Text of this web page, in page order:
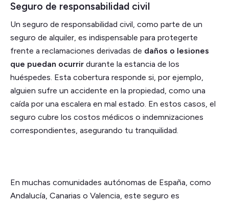
Seguro de responsabilidad civil
Un seguro de responsabilidad civil, como parte de un
seguro de alquiler, es indispensable para protegerte
frente a reclamaciones derivadas de daños o lesiones
que puedan ocurrir durante la estancia de los
huéspedes. Esta cobertura responde si, por ejemplo,
alguien sufre un accidente en la propiedad, como una
caída por una escalera en mal estado. En estos casos, el
seguro cubre los costos médicos o indemnizaciones
correspondientes, asegurando tu tranquilidad.
En muchas comunidades autónomas de España, como
Andalucía, Canarias o Valencia, este seguro es